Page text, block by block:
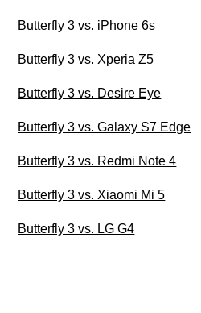
Butterfly 3 vs. iPhone 6s
Butterfly 3 vs. Xperia Z5
Butterfly 3 vs. Desire Eye
Butterfly 3 vs. Galaxy S7 Edge
Butterfly 3 vs. Redmi Note 4
Butterfly 3 vs. Xiaomi Mi 5
Butterfly 3 vs. LG G4